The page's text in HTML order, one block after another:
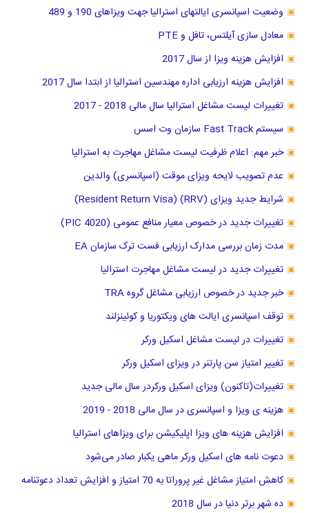
وضعیت اسپانسری ایالتهای استرالیا جهت ویزاهای 190 و 489
معادل سازی آیلتس، تافل و PTE
افزایش هزینه ویزا از سال 2017
افزایش هزینه ارزیابی اداره مهندسین استرالیا از ابتدا سال 2017
تغییرات لیست مشاغل استرالیا سال مالی 2018 - 2017
سیستم Fast Track سازمان وت اسس
خبر مهم: اعلام ظرفیت لیست مشاغل مهاجرت به استرالیا
عدم تصویب لایحه ویزای موقت (اسپانسری) والدین
شرایط جدید ویزای (RRV) (Resident Return Visa)
تغییرات جدید در خصوص معیار منافع عمومی (PIC 4020)
مدت زمان بررسی مدارک ارزیابی فست ترک سازمان EA
تغییرات جدید در لیست مشاغل مهاجرت استرالیا
خبر جدید در خصوص ارزیابی مشاغل گروه TRA
توقف اسپانسری ایالت های ویکتوریا و کوئینزلند
تغییرات در لیست مشاغل اسکیل ورکر
تغییر امتیاز سن پارتنر در ویزای اسکیل ورکر
تغییرات(تاکنون) ویزای اسکیل ورکردر سال مالی جدید
هزینه ی ویزا و اسپانسری در سال مالی 2018 - 2019
افزایش هزینه های ویزا اپلیکیشن برای ویزاهای استرالیا
دعوت نامه های اسکیل ورکر ماهی یکبار صادر می‌شود
کاهش امتیاز مشاغل غیر پروراتا به 70 امتیاز و افزایش تعداد دعوتنامه
ده شهر برتر دنیا در سال 2018